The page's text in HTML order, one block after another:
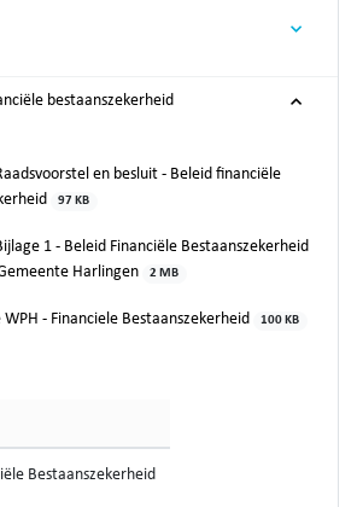
bestaanszekerheid
en besluit - Beleid financiële
97 KB
1 - Beleid Financiële Bestaanszekerheid
Harlingen
2 MB
- Financiele Bestaanszekerheid 100 KB
Bestaanszekerheid